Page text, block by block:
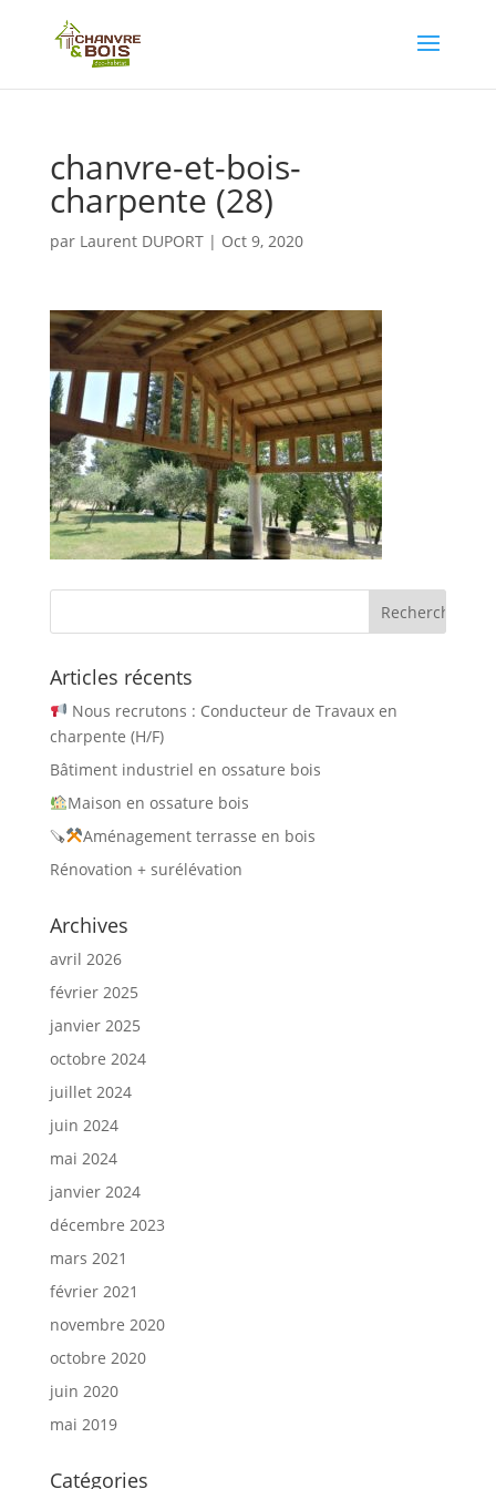
chanvre-et-bois-
charpente (28)
par Laurent DUPORT| Oct 9, 2020
Articles récents
Nous recrutons : Conducteur de Travaux en
charpente (H/F)
Bâtiment industriel en ossature bois
Maison en ossature bois
🪚
Aménagement terrasse en bois
Rénovation + surélévation
Archives
avril 2026
février 2025
janvier 2025
octobre 2024
juillet 2024
juin 2024
mai 2024
janvier 2024
décembre 2023
mars 2021
février 2021
novembre 2020
octobre 2020
juin 2020
mai 2019
Catégories